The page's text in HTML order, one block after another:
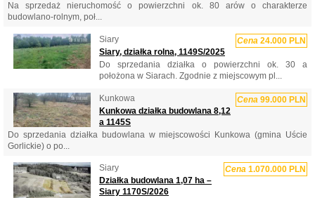
Na sprzedaż nieruchomość o powierzchni ok. 80 arów o charakterze
budowlano-rolnym, poł...
Siary Cena 24.000 PLN
Siary, działka rolna, 1149S/2025
Do sprzedania działka o powierzchni ok. 30 a
położona w Siarach. Zgodnie z miejscowym pl...
Kunkowa Cena 99.000 PLN
Kunkowa działka budowlana 8,12
a 1145S
Do sprzedania działka budowlana w miejscowości Kunkowa (gmina Uście
Gorlickie) o po...
Siary Cena 1.070.000 PLN
Działka budowlana 1,07 ha –
Siary 1170S/2026